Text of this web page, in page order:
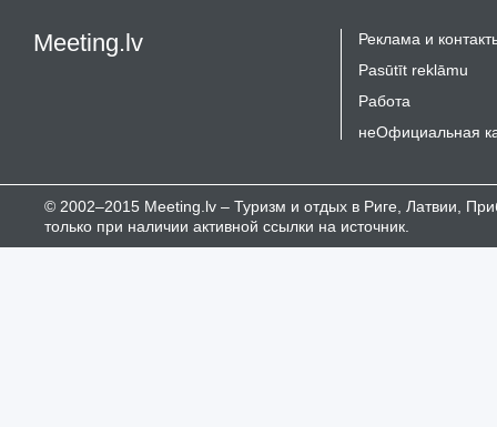
Meeting.lv
Реклама и
Pasūtīt reklāmu
Работа
неОфициальная
© 2002–2015 Meeting.lv – Туризм и отдых в Риге, Латвии,
только при наличии активной ссылки на источник.